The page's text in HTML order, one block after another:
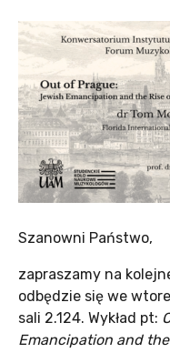
Szanowni Państwo,
zapraszamy na
odbędzie się we
sali 2.124. Wykład pt:
Emancipation and